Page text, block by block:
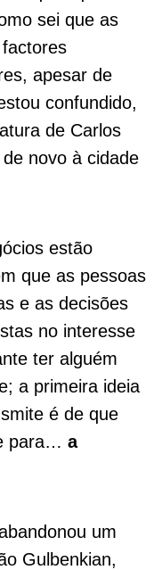
sei que as
apesar de
confundido,
de Carlos
novo à cidade
estão
que as pessoas
e as decisões
no interesse
ter alguém
a primeira ideia
é de que
para… a
um
Gulbenkian,